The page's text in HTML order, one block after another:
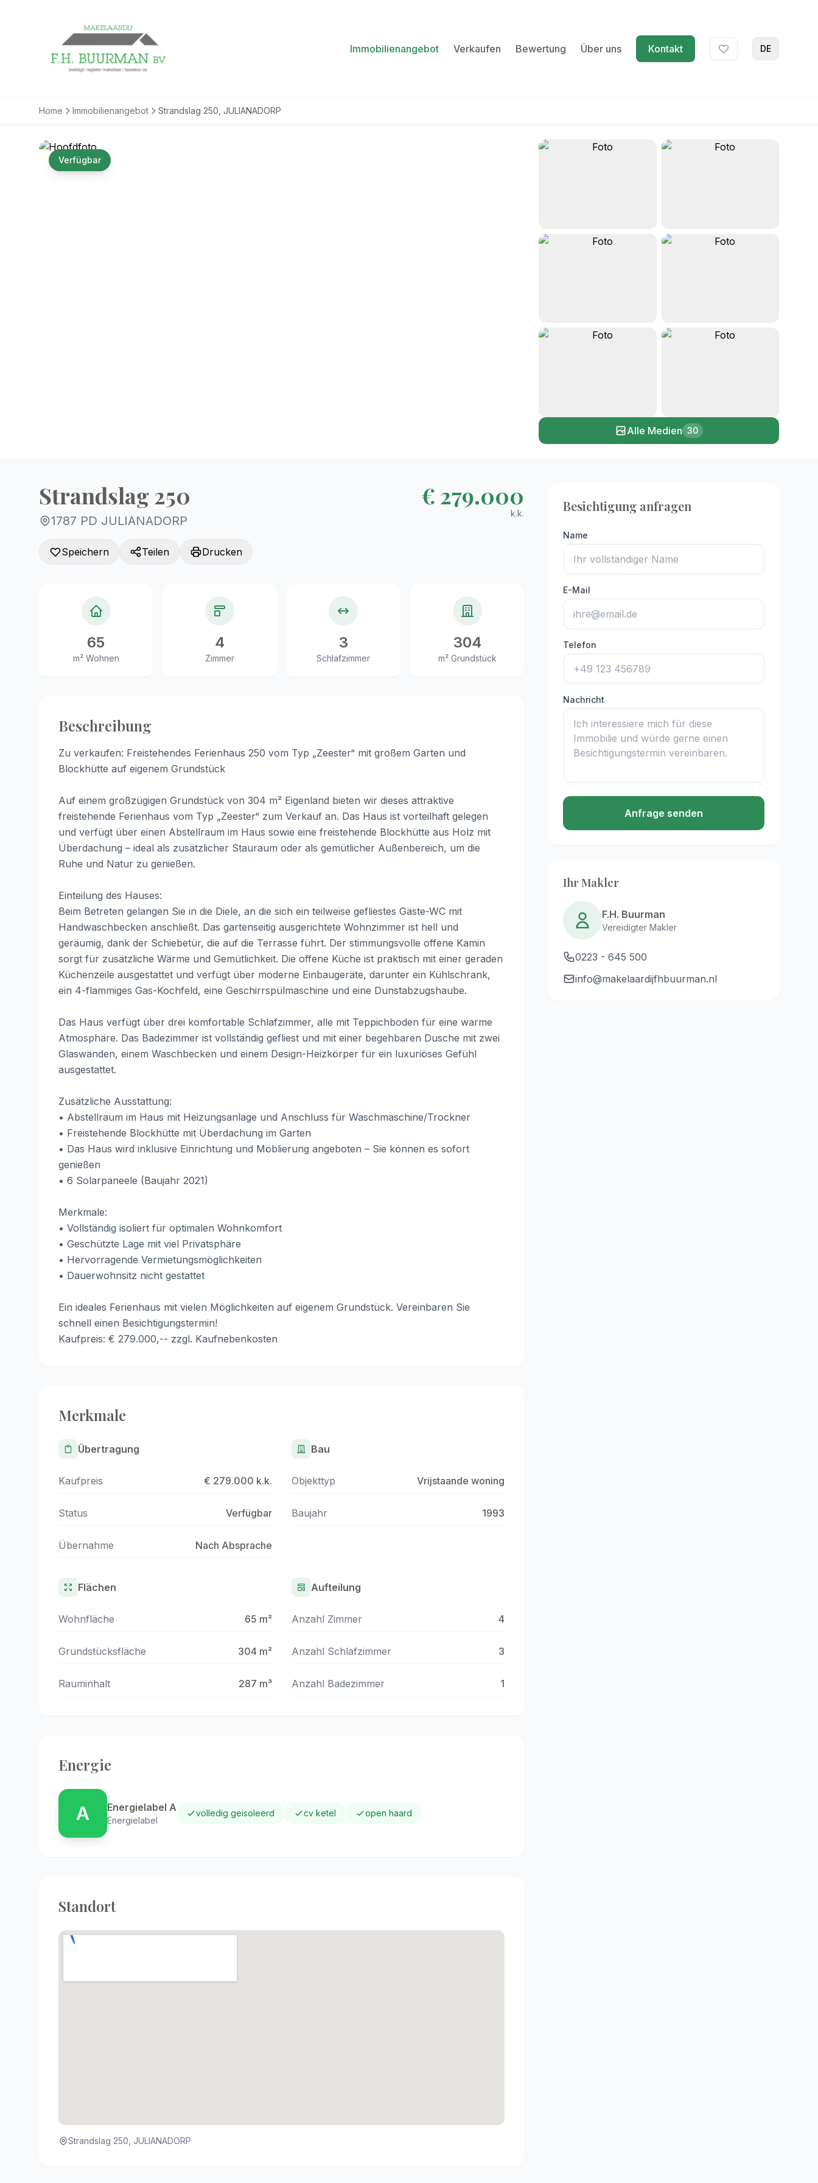
Immobilienangebot Verkaufen Bewertung Über uns Kontakt DE
Home Immobilienangebot Strandslag 250, JULIANADORP
Verfügbar
+25
Alle Medien 30
Strandslag 250
1787 PD JULIANADORP
€ 279.000
k.k.
Speichern Teilen Drucken
65
m² Wohnen
4
Zimmer
3
Schlafzimmer
304
m² Grundstück
Beschreibung
Zu verkaufen: Freistehendes Ferienhaus 250 vom Typ „Zeester“ mit großem Garten und
Blockhütte auf eigenem Grundstück
Auf einem großzügigen Grundstück von 304 m² Eigenland bieten wir dieses attraktive
freistehende Ferienhaus vom Typ „Zeester“ zum Verkauf an. Das Haus ist vorteilhaft gelegen
und verfügt über einen Abstellraum im Haus sowie eine freistehende Blockhütte aus Holz mit
Überdachung – ideal als zusätzlicher Stauraum oder als gemütlicher Außenbereich, um die
Ruhe und Natur zu genießen.
Einteilung des Hauses:
Beim Betreten gelangen Sie in die Diele, an die sich ein teilweise gefliestes Gäste-WC mit
Handwaschbecken anschließt. Das gartenseitig ausgerichtete Wohnzimmer ist hell und
geräumig, dank der Schiebetür, die auf die Terrasse führt. Der stimmungsvolle offene Kamin
sorgt für zusätzliche Wärme und Gemütlichkeit. Die offene Küche ist praktisch mit einer geraden
Küchenzeile ausgestattet und verfügt über moderne Einbaugeräte, darunter ein Kühlschrank,
ein 4-flammiges Gas-Kochfeld, eine Geschirrspülmaschine und eine Dunstabzugshaube.
Das Haus verfügt über drei komfortable Schlafzimmer, alle mit Teppichboden für eine warme
Atmosphäre. Das Badezimmer ist vollständig gefliest und mit einer begehbaren Dusche mit zwei
Glaswänden, einem Waschbecken und einem Design-Heizkörper für ein luxuriöses Gefühl
ausgestattet.
Zusätzliche Ausstattung:
• Abstellraum im Haus mit Heizungsanlage und Anschluss für Waschmaschine/Trockner
• Freistehende Blockhütte mit Überdachung im Garten
• Das Haus wird inklusive Einrichtung und Möblierung angeboten – Sie können es sofort
genießen
• 6 Solarpaneele (Baujahr 2021)
Merkmale:
• Vollständig isoliert für optimalen Wohnkomfort
• Geschützte Lage mit viel Privatsphäre
• Hervorragende Vermietungsmöglichkeiten
• Dauerwohnsitz nicht gestattet
Ein ideales Ferienhaus mit vielen Möglichkeiten auf eigenem Grundstück. Vereinbaren Sie
schnell einen Besichtigungstermin!
Kaufpreis: € 279.000,-- zzgl. Kaufnebenkosten
Merkmale
Übertragung
Kaufpreis € 279.000 k.k.
Status Verfügbar
Übernahme Nach Absprache
Bau
Objekttyp Vrijstaande woning
Baujahr 1993
Flächen
Wohnfläche 65 m²
Grundstücksfläche 304 m²
Rauminhalt 287 m³
Aufteilung
Anzahl Zimmer 4
Anzahl Schlafzimmer 3
Anzahl Badezimmer 1
Energie
A Energielabel A
Energielabel
volledig geisoleerd cv ketel open haard
Standort
Strandslag 250, JULIANADORP
Besichtigung anfragen
Name
E-Mail
Telefon
Nachricht
Anfrage senden
Ihr Makler
F.H. Buurman
Vereidigter Makler
0223 - 645 500
info@makelaardijfhbuurman.nl